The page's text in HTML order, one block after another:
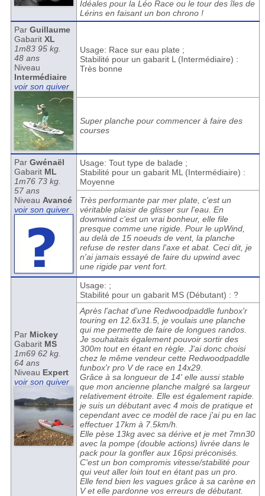
Idéales pour la Léo Race ou le tour des îles de
Lérins en faisant un bon chrono !
Par Guillaume
Gabarit XL
1m83 95 kg.
48 ans
Niveau
Intermédiaire
voir son quiver
Usage: Race sur eau plate ;
Stabilité pour un gabarit L (Intermédiaire) :
Très bonne
Super planche pour commencer à faire des
courses
Par Gwénaël
Gabarit ML
1m76 73 kg.
57 ans
Niveau Avancé
voir son quiver
Usage: Tout type de balade ;
Stabilité pour un gabarit ML (Intermédiaire) :
Moyenne
Très performante par mer plate, c'est un
véritable plaisir de glisser sur l'eau. En
downwind c'est un vrai bonheur, elle file
presque comme une rigide. Pour le upWind,
au delà de 15 noeuds de vent, la planche
refuse de rester dans l'axe et abat. Ceci dit, je
n'ai jamais essayé de faire du upwind avec
une rigide par vent fort.
Par Mickey
Gabarit MS
1m69 62 kg.
64 ans
Niveau Expert
voir son quiver
Usage: ;
Stabilité pour un gabarit MS (Débutant) : ?
Après l'achat d'une Redwoodpaddle funbox'r
touring en 12.6x31.5, je voulais une planche
qui me permette de faire de longues randos.
Je souhaitais également pouvoir sortir des
300m tout en étant en règle. J'ai donc choisi
chez le même vendeur cette Redwoodpaddle
funbox'r pro V de race en 14x29.
Grâce à sa longueur de 14' elle aussi stable
que mon ancienne planche malgré sa largeur
relativement étroite. Elle est également rapide.
je suis un débutant avec 4 mois de pratique et
cependant avec ce modèl de race j'ai pu en lac
effectuer 17km à 7.5km/h.
Elle pèse 13kg avec sa dérive et je met 7mn30
avec la pompe (double actions) livrée dans le
pack pour la gonfler aux 16psi préconisés.
C'est un bon compromis vitesse/stabilité pour
qui veut aller loin tout en étant pas un pro.
Elle fend bien les vagues grâce à sa carène en
V et elle pardonne vos erreurs de débutant.